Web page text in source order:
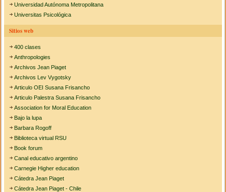
Universidad Autónoma Metropolitana
Universitas Psicológica
Sitios web
400 clases
Anthropologies
Archivos Jean Piaget
Archivos Lev Vygotsky
Articulo OEI Susana Frisancho
Articulo Palestra Susana Frisancho
Association for Moral Education
Bajo la lupa
Barbara Rogoff
Biblioteca virtual RSU
Book forum
Canal educativo argentino
Carnegie Higher education
Cátedra Jean Piaget
Cátedra Jean Piaget - Chile